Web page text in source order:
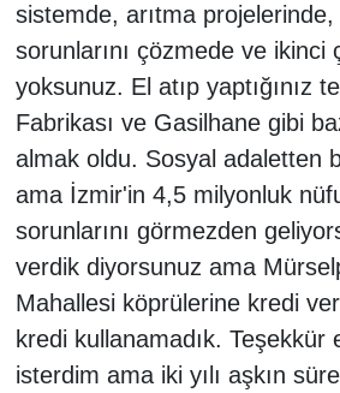
sistemde, arıtma projelerinde,
sorunlarını çözmede ve ikinci
yoksunuz. El atıp yaptığınız
Fabrikası ve Gasilhane gibi
almak oldu. Sosyal adaletten
ama İzmir'in 4,5 milyonluk
sorunlarını görmezden
verdik diyorsunuz ama
Mahallesi köprülerine kredi
kredi kullanamadık. Teşekkür
isterdim ama iki yılı aşkın